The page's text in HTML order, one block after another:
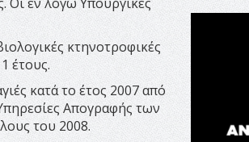
κτηνοτροφικές
έτους.
κατά το έτος 2007 από
Απογραφής των
του 2008.